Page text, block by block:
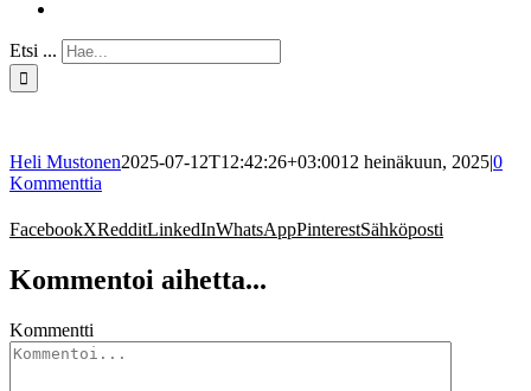
Etsi ...
Heli Mustonen2025-07-12T12:42:26+03:0012 heinäkuun, 2025|0
Kommenttia
FacebookXRedditLinkedInWhatsAppPinterestSähköposti
Kommentoi aihetta...
Kommentti